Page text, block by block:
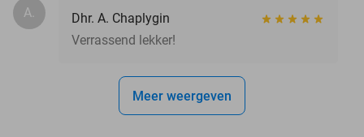
A.
Dhr. A. Chaplygin
Verrassend lekker!
Meer weergeven